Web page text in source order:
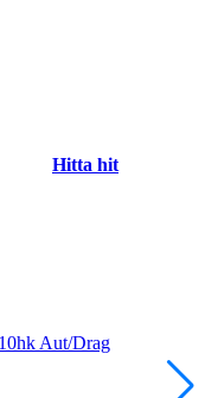
Hitta hit
Aut/Drag